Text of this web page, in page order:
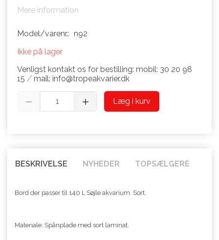
Mere information
Model/varenr.: n92
Ikke på lager
Venligst kontakt os for bestilling: mobil: 30 20 98
15 ⁄ mail: info@tropeakvarier.dk
Læg i kurv
BESKRIVELSE NYHEDER TOPSÆLGERE
Bord der passer til 140 L Søjle akvarium. Sort.
Materiale: Spånplade med sort laminat.